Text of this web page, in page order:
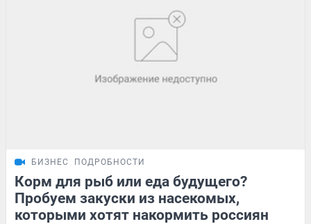
БИЗНЕС ПОДРОБНОСТИ
Корм для рыб или еда будущего?
Пробуем закуски из насекомых,
которыми хотят накормить россиян